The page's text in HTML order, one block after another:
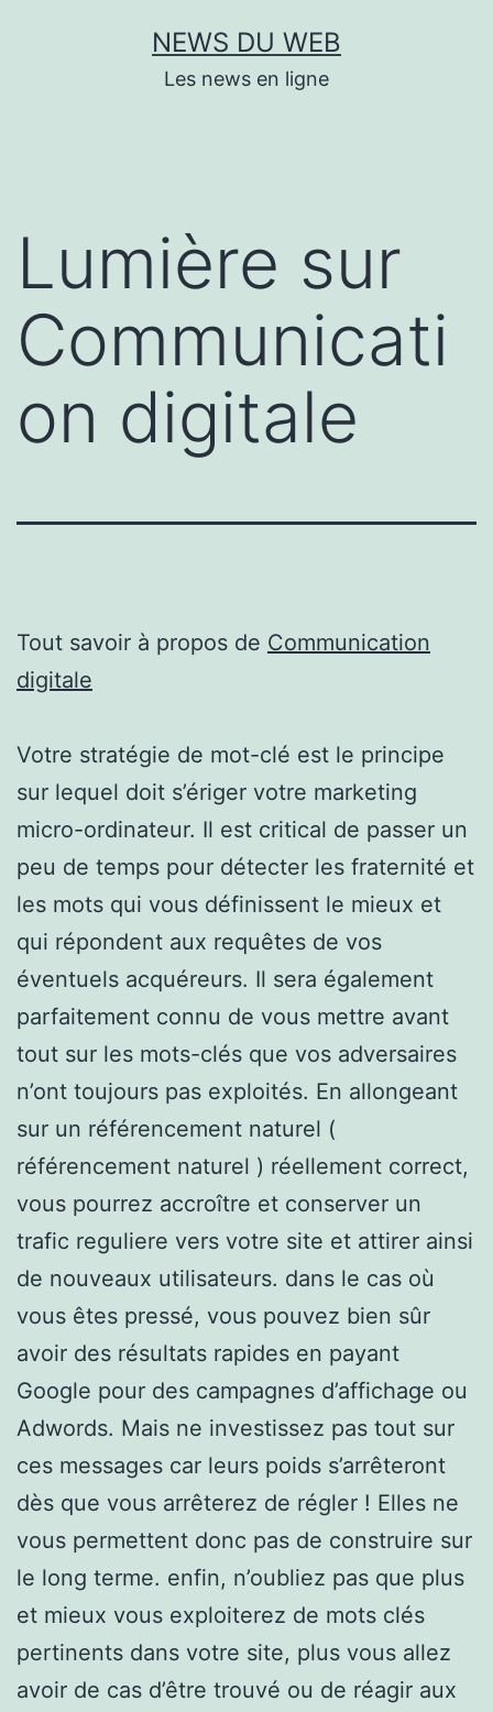
NEWS DU WEB
Les news en ligne
Lumière sur
Communicati
on digitale
Tout savoir à propos de Communication
digitale
Votre stratégie de mot-clé est le principe
sur lequel doit s’ériger votre marketing
micro-ordinateur. Il est critical de passer un
peu de temps pour détecter les fraternité et
les mots qui vous définissent le mieux et
qui répondent aux requêtes de vos
éventuels acquéreurs. Il sera également
parfaitement connu de vous mettre avant
tout sur les mots-clés que vos adversaires
n’ont toujours pas exploités. En allongeant
sur un référencement naturel (
référencement naturel ) réellement correct,
vous pourrez accroître et conserver un
trafic reguliere vers votre site et attirer ainsi
de nouveaux utilisateurs. dans le cas où
vous êtes pressé, vous pouvez bien sûr
avoir des résultats rapides en payant
Google pour des campagnes d’affichage ou
Adwords. Mais ne investissez pas tout sur
ces messages car leurs poids s’arrêteront
dès que vous arrêterez de régler ! Elles ne
vous permettent donc pas de construire sur
le long terme. enfin, n’oubliez pas que plus
et mieux vous exploiterez de mots clés
pertinents dans votre site, plus vous allez
avoir de cas d’être trouvé ou de réagir aux